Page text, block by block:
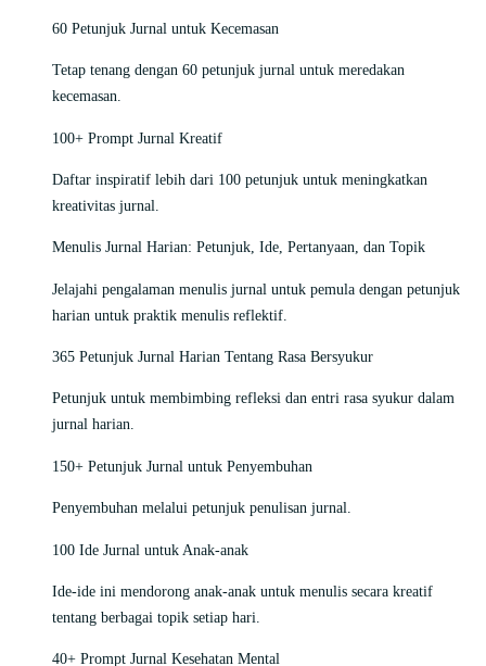
60 Petunjuk Jurnal untuk Kecemasan
Tetap tenang dengan 60 petunjuk jurnal untuk meredakan
kecemasan.
100+ Prompt Jurnal Kreatif
Daftar inspiratif lebih dari 100 petunjuk untuk meningkatkan
kreativitas jurnal.
Menulis Jurnal Harian: Petunjuk, Ide, Pertanyaan, dan Topik
Jelajahi pengalaman menulis jurnal untuk pemula dengan petunjuk
harian untuk praktik menulis reflektif.
365 Petunjuk Jurnal Harian Tentang Rasa Bersyukur
Petunjuk untuk membimbing refleksi dan entri rasa syukur dalam
jurnal harian.
150+ Petunjuk Jurnal untuk Penyembuhan
Penyembuhan melalui petunjuk penulisan jurnal.
100 Ide Jurnal untuk Anak-anak
Ide-ide ini mendorong anak-anak untuk menulis secara kreatif
tentang berbagai topik setiap hari.
40+ Prompt Jurnal Kesehatan Mental